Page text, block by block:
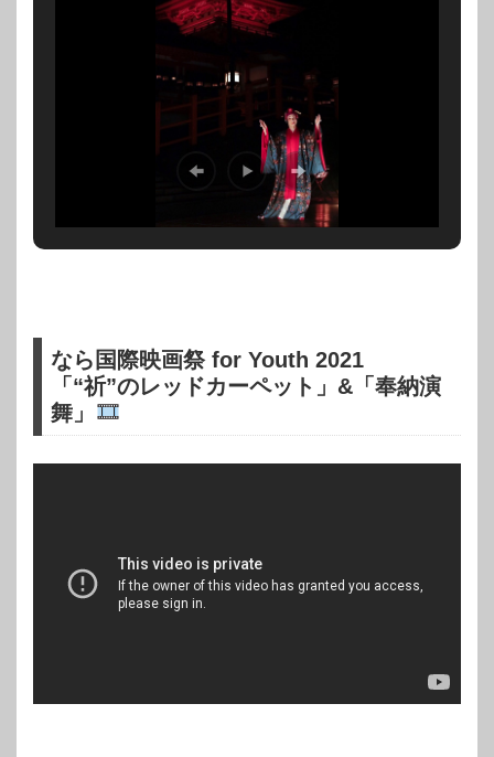
なら国際映画祭 for Youth 2021
「“祈”のレッドカーペット」&「奉納演
舞」